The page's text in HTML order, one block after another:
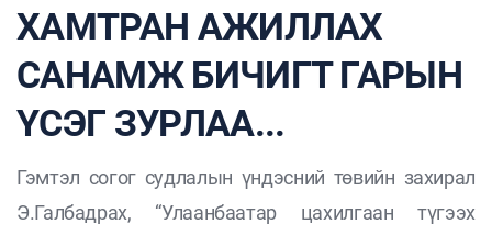
ХАМТРАН АЖИЛЛАХ
САНАМЖ БИЧИГТ ГАРЫН
ҮСЭГ ЗУРЛАА...
Гэмтэл согог судлалын үндэсний төвийн захирал
Э.Галбадрах, “Улаанбаатар цахилгаан түгээх